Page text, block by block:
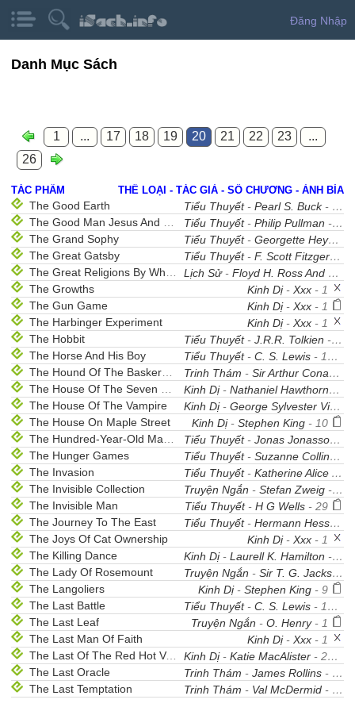
Đăng Nhập
Danh Mục Sách
1 ... 17 18 19 20 21 22 23
...
26
TÁC PHẨM THỂ LOẠI - TÁC GIẢ - SỐ CHƯƠNG - ẢNH BÌA
The Good Earth Tiểu Thuyết-Pearl S. Buck- 34
The Good Man Jesus And The Scoundrel Christ
Tiểu Thuyết-Philip Pullman - 15
The Grand Sophy
Tiểu Thuyết-Georgette Heyer
The Great Gatsby
Tiểu Thuyết-F. Scott Fitzgerald
The Great Religions By Which Men Live
Lịch Sử-Floyd H. Ross And Tynette Hills
The Growths
Kinh Dị- Xxx - 1
The Gun Game
Kinh Dị- Xxx - 1
The Harbinger Experiment
Kinh Dị- Xxx - 1
The Hobbit
Tiểu Thuyết-J.R.R. Tolkien - 20
The Horse And His Boy
Tiểu Thuyết-C. S. Lewis - 15
The Hound Of The Baskervilles
Trinh Thám -Sir Arthur Conan Doyle
The House Of The Seven Gables
Kinh Dị-Nathaniel Hawthorne
-
The House Of The Vampire
Kinh Dị-George Sylvester Viereck
The House On Maple Street
Kinh Dị- Stephen King - 10
The Hundred-Year-Old Man Who Climbed Out Of The Window And Disappeared
Tiểu Thuyết-Jonas Jonasson
-
The Hunger Games
Tiểu Thuyết-Suzanne Collins
-
The Invasion
Tiểu Thuyết-Katherine Alice Applegate
The Invisible Collection
Truyện Ngắn -Stefan Zweig - 1
The Invisible Man
Tiểu Thuyết- H G Wells - 29
The Journey To The East
Tiểu Thuyết-Hermann Hesse
-
The Joys Of Cat Ownership
Kinh Dị- Xxx - 1
The Killing Dance
Kinh Dị-Laurell K. Hamilton - 27
The Lady Of Rosemount
Truyện Ngắn -Sir T. G. Jackson
The Langoliers
Kinh Dị- Stephen King - 9
The Last Battle
Tiểu Thuyết-C. S. Lewis - 16
The Last Leaf
Truyện Ngắn - O. Henry- 1
The Last Man Of Faith
Kinh Dị- Xxx - 1
The Last Of The Red Hot Vampires
Kinh Dị-Katie MacAlister - 24
The Last Oracle
Trinh Thám -James Rollins - 28
The Last Temptation
Trinh Thám - Val McDermid - 23